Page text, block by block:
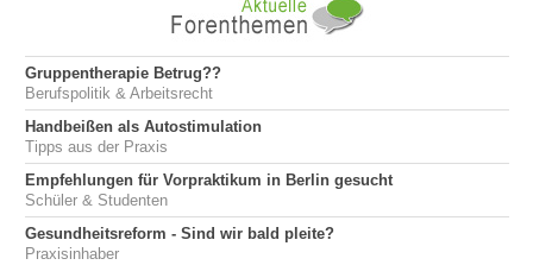
Gruppentherapie Betrug??
Berufspolitik & Arbeitsrecht
Handbeißen als Autostimulation
Tipps aus der Praxis
Empfehlungen für Vorpraktikum in Berlin gesucht
Schüler & Studenten
Gesundheitsreform - Sind wir bald pleite?
Praxisinhaber